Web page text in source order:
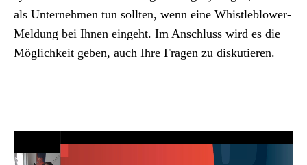
als Unternehmen tun sollten, wenn eine Whistleblower-
Meldung bei Ihnen eingeht. Im Anschluss wird es die
Möglichkeit geben, auch Ihre Fragen zu diskutieren.